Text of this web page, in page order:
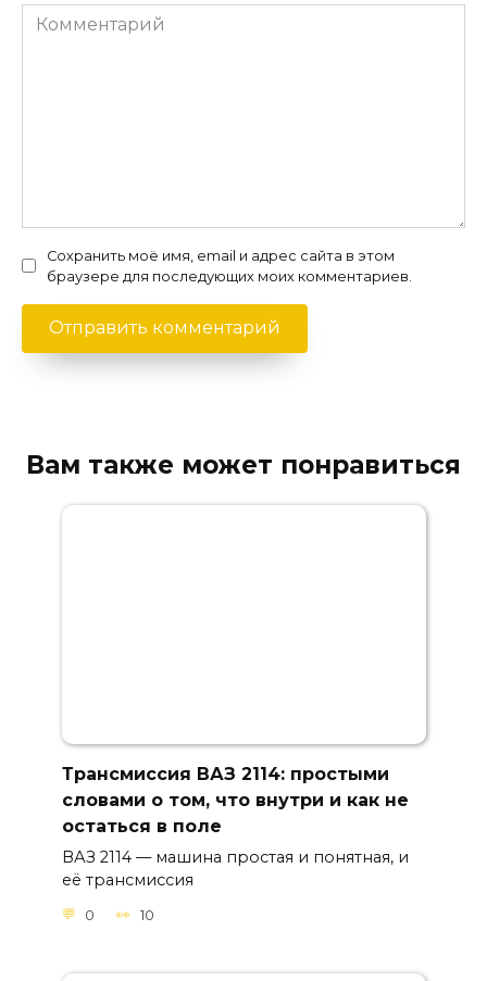
Комментарий
Сохранить моё имя, email и адрес сайта в этом
браузере для последующих моих комментариев.
Вам также может понравиться
Трансмиссия ВАЗ 2114: простыми
словами о том, что внутри и как не
остаться в поле
ВАЗ 2114 — машина простая и понятная, и
её трансмиссия
0 10